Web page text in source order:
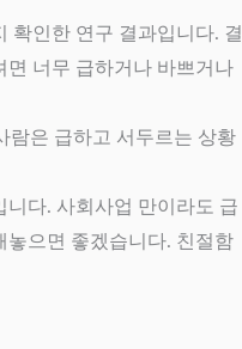
확인한 연구 결과입니다. 결
면 너무 급하거나 바쁘거나
람은 급하고 서두르는 상황
다. 사회사업 만이라도 급
놓으면 좋겠습니다. 친절함